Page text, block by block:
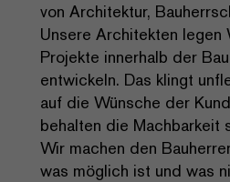
von Architektur,
Unsere Architekten legen
Projekte innerhalb der
entwickeln. Das klingt
auf die Wünsche der
behalten die Machbarkeit
Wir machen den
was möglich ist und was